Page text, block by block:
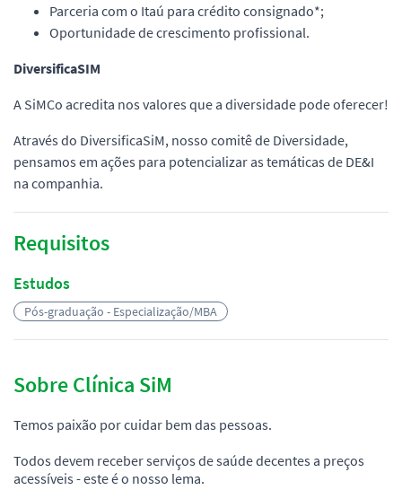
Parceria com o Itaú para crédito consignado*;
Oportunidade de crescimento profissional.
DiversificaSIM
A SiMCo acredita nos valores que a diversidade pode oferecer!
Através do DiversificaSiM, nosso comitê de Diversidade,
pensamos em ações para potencializar as temáticas de DE&I
na companhia.
Requisitos
Estudos
Pós-graduação - Especialização/MBA
Sobre Clínica SiM
Temos paixão por cuidar bem das pessoas.
Todos devem receber serviços de saúde decentes a preços
acessíveis - este é o nosso lema.